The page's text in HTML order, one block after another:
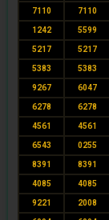
7110 7110
1242 5599
5217 5217
5383 5383
9267 6047
6278 6278
4561 4561
6543 0255
8391 8391
4085 4085
9221 2008